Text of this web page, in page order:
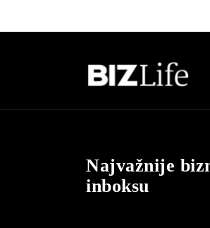
Najvažnije
inboksu